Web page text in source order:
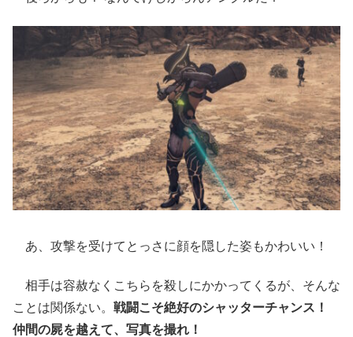
あ、攻撃を受けてとっさに顔を隠した姿もかわいい！
相手は容赦なくこちらを殺しにかかってくるが、そんな
ことは関係ない。 戦闘こそ絶好のシャッターチャンス！
仲間の屍を越えて、写真を撮れ！